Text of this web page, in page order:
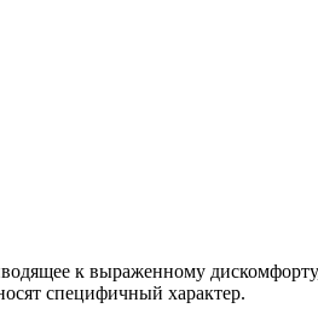
к выраженному
специфичный характер.